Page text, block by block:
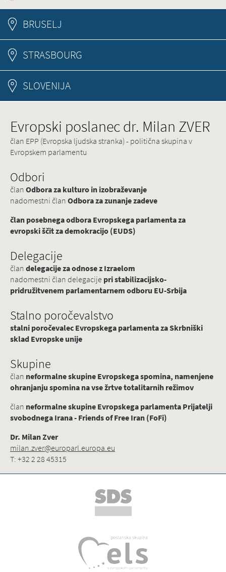
BRUSELJ
STRASBOURG
SLOVENIJA
Evropski poslanec dr. Milan ZVER
član EPP (Evropska ljudska stranka) - politična skupina v
Evropskem parlamentu
Odbori
članOdbora za kulturo in izobraževanje
nadomestni članOdbora za zunanje zadeve
član posebnega odbora Evropskega parlamenta za
evropski ščit za demokracijo (EUDS)
Delegacije
člandelegacije za odnose z Izraelom
nadomestni član delegacije pri stabilizacijsko-
pridružitvenem parlamentarnem odboru EU-Srbija
Stalno poročevalstvo
stalni poročevalec Evropskega parlamenta za Skrbniški
sklad Evropske unije
Skupine
član neformalne skupine Evropskega spomina, namenjene
ohranjanju spomina na vse žrtve totalitarnih režimov
član neformalne skupine Evropskega parlamenta Prijatelji
svobodnega Irana - Friends of Free Iran (FoFi)
Dr. Milan Zver
milan.zver@europarl.europa.eu
T: +32 2 28 45315